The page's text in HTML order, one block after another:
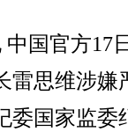
国官方17
雷思维涉嫌
委国家监委